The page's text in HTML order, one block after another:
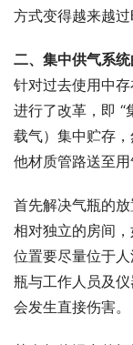
方式变得越来越过
二、集中供气系
针对过去使用中
进行了改革，即 “
载气）集中贮存
他材质管路送至
首先解决气瓶的
相对独立的房间
位置要尽量位于
瓶与工作人员及
会发生直接伤害。